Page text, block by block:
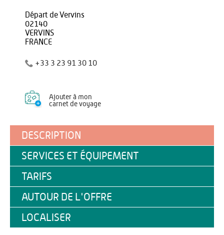
Départ de Vervins
02140
VERVINS
FRANCE
+33 3 23 91 30 10
Ajouter à mon
carnet de voyage
DESCRIPTION
SERVICES ET ÉQUIPEMENT
TARIFS
AUTOUR DE L'OFFRE
LOCALISER